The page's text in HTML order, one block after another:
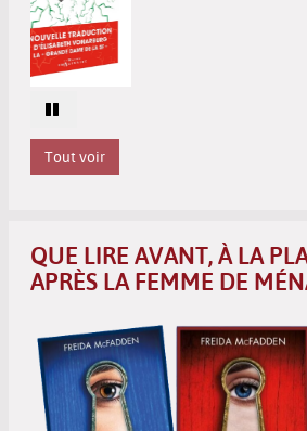
Tout voir
QUE LIRE AVANT, À LA
APRÈS LA FEMME DE